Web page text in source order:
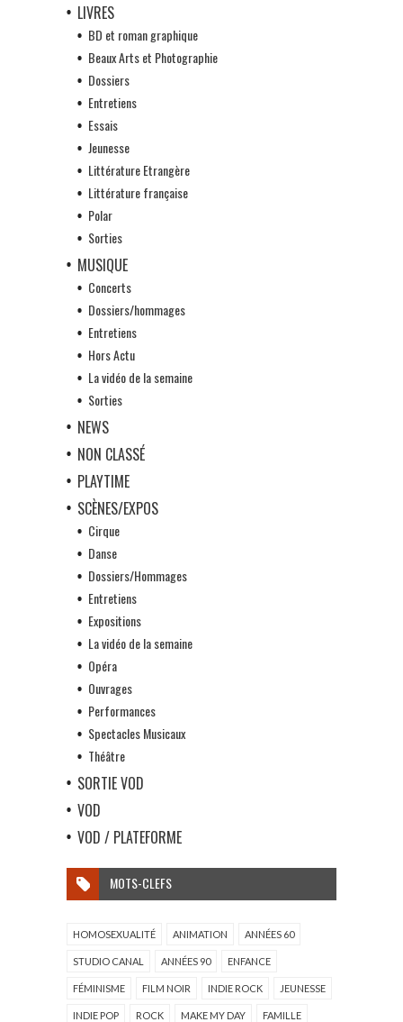
LIVRES
BD et roman graphique
Beaux Arts et Photographie
Dossiers
Entretiens
Essais
Jeunesse
Littérature Etrangère
Littérature française
Polar
Sorties
MUSIQUE
Concerts
Dossiers/hommages
Entretiens
Hors Actu
La vidéo de la semaine
Sorties
NEWS
NON CLASSÉ
PLAYTIME
SCÈNES/EXPOS
Cirque
Danse
Dossiers/Hommages
Entretiens
Expositions
La vidéo de la semaine
Opéra
Ouvrages
Performances
Spectacles Musicaux
Théâtre
SORTIE VOD
VOD
VOD / PLATEFORME
MOTS-CLEFS
HOMOSEXUALITÉ ANIMATION ANNÉES 60
STUDIO CANAL ANNÉES 90 ENFANCE
FÉMINISME FILM NOIR INDIE ROCK JEUNESSE
INDIE POP ROCK MAKE MY DAY FAMILLE